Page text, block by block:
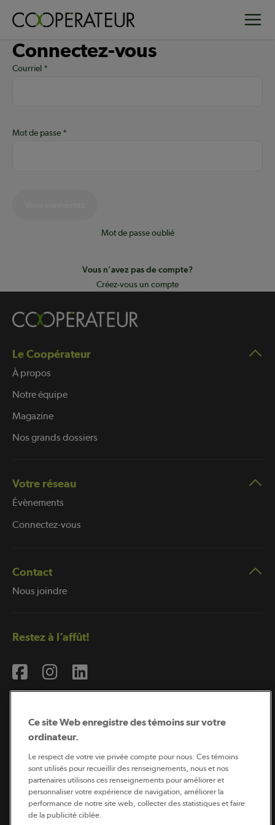
principal
Connectez-vous
Courriel
Mot de passe
Mot de passe oublié
Vous n’avez pas de compte?
Créez-vous un compte
Le Coopérateur
À propos
Notre équipe
Magazine
Nos grands dossiers
Votre réseau
Évènements
Connectez-vous
Contact
Nous joindre
Restez à l’affût!
Coopérateur est publié par Sollio Groupe Coopératif.
Il est l’outil d’information de la coopération agricole
québécoise.
Ce site Web enregistre des témoins sur votre
ordinateur.
Le respect de votre vie privée compte pour nous. Ces témoins
sont utilisés pour recueillir des renseignements, nous et nos
partenaires utilisons ces renseignements pour améliorer et
personnaliser votre expérience de navigation, améliorer la
performance de notre site web, collecter des statistiques et faire
de la publicité ciblée.